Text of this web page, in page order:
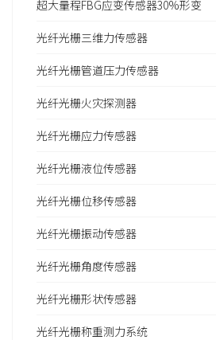
超大量程FBG应变传感器30%形变
光纤光栅三维力传感器
光纤光栅管道压力传感器
光纤光栅火灾探测器
光纤光栅应力传感器
光纤光栅液位传感器
光纤光栅位移传感器
光纤光栅振动传感器
光纤光栅角度传感器
光纤光栅形状传感器
光纤光栅称重测力系统